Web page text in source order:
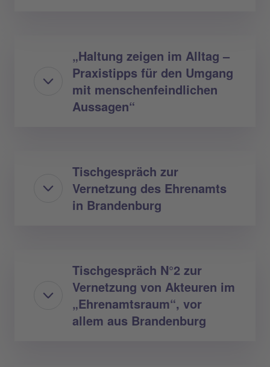
„Haltung zeigen im Alltag –
Praxistipps für den Umgang
mit menschenfeindlichen
Aussagen“
Tischgespräch zur
Vernetzung des Ehrenamts
in Brandenburg
Tischgespräch N°2 zur
Vernetzung von Akteuren im
„Ehrenamtsraum“, vor
allem aus Brandenburg